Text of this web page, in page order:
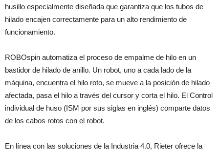
husillo especialmente diseñada que garantiza que los tubos de
hilado encajen correctamente para un alto rendimiento de
funcionamiento.
ROBOspin automatiza el proceso de empalme de hilo en un
bastidor de hilado de anillo. Un robot, uno a cada lado de la
máquina, encuentra el hilo roto, se mueve a la posición de hilado
afectada, pasa el hilo a través del cursor y corta el hilo. El Control
individual de huso (ISM por sus siglas en inglés) comparte datos
de los cabos rotos con el robot.
En línea con las soluciones de la Industria 4.0, Rieter ofrece la